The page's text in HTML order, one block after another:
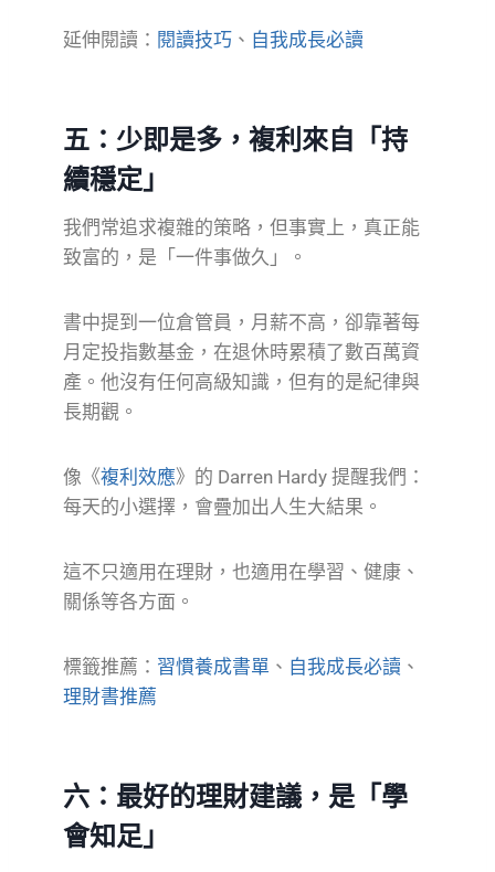
延伸閱讀： 閱讀技巧 、 自我成長必讀
五：少即是多，複利來自「持
續穩定」
我們常追求複雜的策略，但事實上，真正能
致富的，是「一件事做久」。
書中提到一位倉管員，月薪不高，卻靠著每
月定投指數基金，在退休時累積了數百萬資
產。他沒有任何高級知識，但有的是紀律與
長期觀。
像《複利效應》的 Darren Hardy 提醒我們：
每天的小選擇，會疊加出人生大結果。
這不只適用在理財，也適用在學習、健康、
關係等各方面。
標籤推薦： 習慣養成書單 、 自我成長必讀 、
理財書推薦
六：最好的理財建議，是「學
會知足」